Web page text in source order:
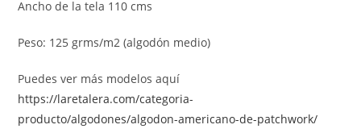
Ancho de la tela 110 cms
Peso: 125 grms/m2 (algodón medio)
Puedes ver más modelos aquí
https://laretalera.com/categoria-
producto/algodones/algodon-americano-de-patchwork/